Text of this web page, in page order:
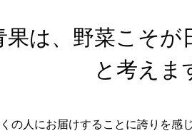
は、野菜こそが
と考えま
の人にお届けすることに誇りを感じ